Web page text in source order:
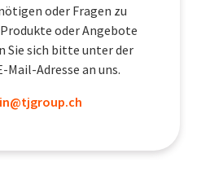
oder Fragen zu
oder Angebote
Sie sich bitte unter der
Mail-Adresse an uns.